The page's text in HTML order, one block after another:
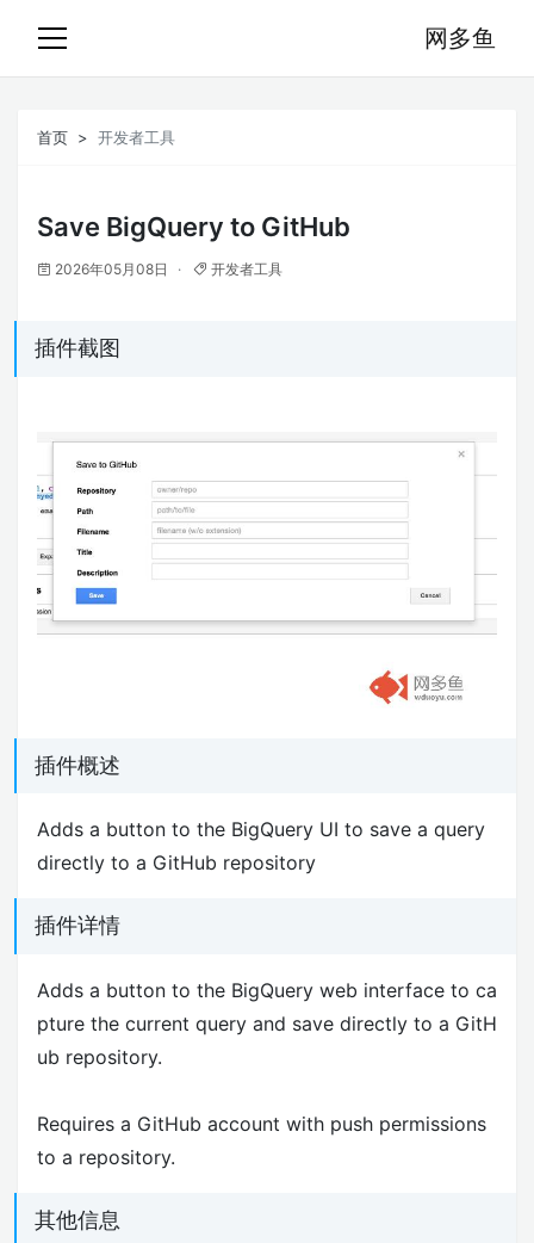
网多鱼
首页 开发者工具
Save BigQuery to GitHub
2026年05月08日 开发者工具
插件截图
插件概述
Adds a button to the BigQuery UI to save a query
directly to a GitHub repository
插件详情
Adds a button to the BigQuery web interface to ca
pture the current query and save directly to a GitH
ub repository.
Requires a GitHub account with push permissions
to a repository.
其他信息